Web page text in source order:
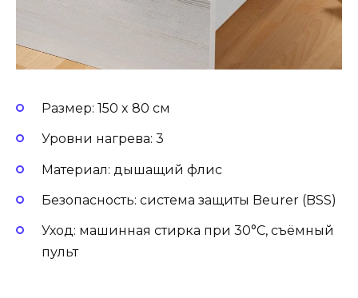
Размер: 150 x 80 см
Уровни нагрева: 3
Материал: дышащий флис
Безопасность: система защиты Beurer (BSS)
Уход: машинная стирка при 30°C, съёмный
пульт